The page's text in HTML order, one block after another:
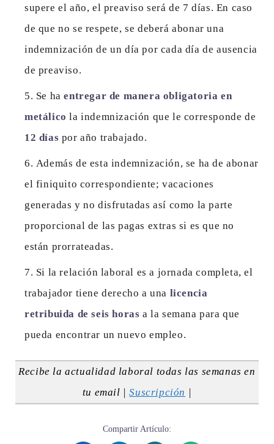
supere el año, el preaviso será de 7 días. En caso
de que no se respete, se deberá abonar una
indemnización de un día por cada día de ausencia
de preaviso.
Se ha entregar de manera obligatoria en
metálicola indemnización que le corresponde de
12 días por año trabajado.
Además de esta indemnización, se ha de abonar
el finiquito correspondiente; vacaciones
generadas y no disfrutadas así como la parte
proporcional de las pagas extras si es que no
están prorrateadas.
Si la relación laboral es a jornada completa, el
trabajador tiene derecho a una licencia
retribuida de seis horas a la semana para que
pueda encontrar un nuevo empleo.
Recibe la actualidad laboral todas las semanas en
tu email |Suscripción |
Compartir Artículo: